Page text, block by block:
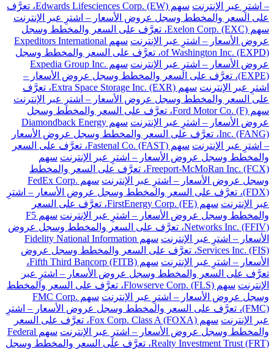
– اشترِ عبر الإنترنت
سهم Edwards Lifesciences Corp. (EW)، تعرَّف
على السعر والمخطط وسجل عروض الأسعار – اشترِ عبر الإنترنت
سهم Exelon Corp. (EXC)، تعرَّف على السعر والمخطط وسجل
عروض الأسعار – اشترِ عبر الإنترنت
سهم Expeditors International
of Washington Inc. (EXPD)، تعرَّف على السعر والمخطط وسجل
عروض الأسعار – اشترِ عبر الإنترنت
سهم Expedia Group Inc.
(EXPE)، تعرَّف على السعر والمخطط وسجل عروض الأسعار –
اشترِ عبر الإنترنت
سهم Extra Space Storage Inc. (EXR)، تعرَّف
على السعر والمخطط وسجل عروض الأسعار – اشترِ عبر الإنترنت
سهم Ford Motor Co. (F)، تعرَّف على السعر والمخطط وسجل
عروض الأسعار – اشترِ عبر الإنترنت
سهم Diamondback Energy
Inc. (FANG)، تعرَّف على السعر والمخطط وسجل عروض الأسعار
– اشترِ عبر الإنترنت
سهم Fastenal Co. (FAST)، تعرَّف على السعر
والمخطط وسجل عروض الأسعار – اشترِ عبر الإنترنت سهم
Freeport-McMoRan Inc. (FCX)، تعرَّف على السعر والمخطط
وسجل عروض الأسعار – اشترِ عبر الإنترنت
سهم FedEx Corp.
(FDX)، تعرَّف على السعر والمخطط وسجل عروض الأسعار – اشترِ
عبر الإنترنت
سهم FirstEnergy Corp. (FE)، تعرَّف على السعر
والمخطط وسجل عروض الأسعار – اشترِ عبر الإنترنت
سهم F5
Networks Inc. (FFIV)، تعرَّف على السعر والمخطط وسجل عروض
الأسعار – اشترِ عبر الإنترنت
سهم Fidelity National Information
Services Inc. (FIS)، تعرَّف على السعر والمخطط وسجل عروض
الأسعار – اشترِ عبر الإنترنت
سهم Fifth Third Bancorp (FITB)،
تعرَّف على السعر والمخطط وسجل عروض الأسعار – اشترِ عبر
الإنترنت
سهم Flowserve Corp. (FLS)، تعرَّف على السعر والمخطط
وسجل عروض الأسعار – اشترِ عبر الإنترنت
سهم FMC Corp.
(FMC)، تعرَّف على السعر والمخطط وسجل عروض الأسعار – اشترِ
عبر الإنترنت
سهم Fox Corp. Class A (FOXA)، تعرَّف على السعر
والمخطط وسجل عروض الأسعار – اشترِ عبر الإنترنت
سهم Federal
Realty Investment Trust (FRT)، تعرَّف على السعر والمخطط وسجل